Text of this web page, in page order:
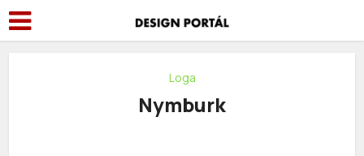
Loga
Nymburk